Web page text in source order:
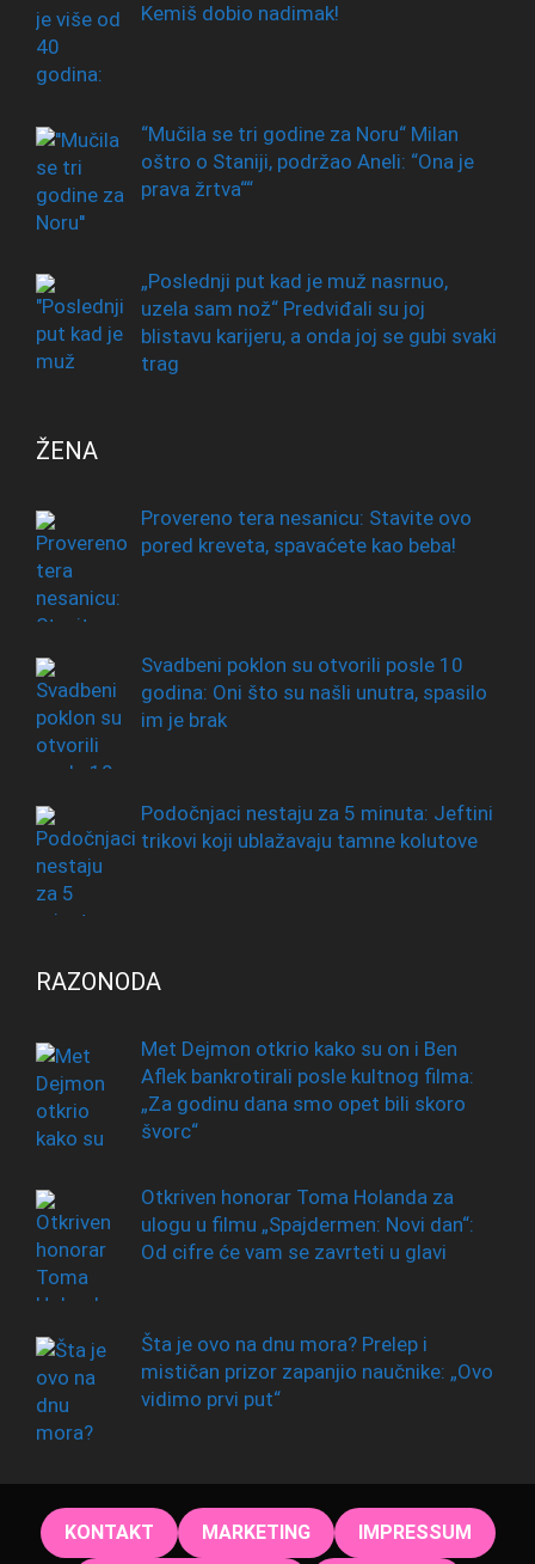
Kemiš dobio nadimak!
“Mučila se tri godine za Noru“ Milan
oštro o Staniji, podržao Aneli: “Ona je
prava žrtva““
„Poslednji put kad je muž nasrnuo,
uzela sam nož“ Predviđali su joj
blistavu karijeru, a onda joj se gubi svaki
trag
ŽENA
Provereno tera nesanicu: Stavite ovo
pored kreveta, spavaćete kao beba!
Svadbeni poklon su otvorili posle 10
godina: Oni što su našli unutra, spasilo
im je brak
Podočnjaci nestaju za 5 minuta: Jeftini
trikovi koji ublažavaju tamne kolutove
RAZONODA
Met Dejmon otkrio kako su on i Ben
Aflek bankrotirali posle kultnog filma:
„Za godinu dana smo opet bili skoro
švorc“
Otkriven honorar Toma Holanda za
ulogu u filmu „Spajdermen: Novi dan“:
Od cifre će vam se zavrteti u glavi
Šta je ovo na dnu mora? Prelep i
mističan prizor zapanjio naučnike: „Ovo
vidimo prvi put“
KONTAKT MARKETING IMPRESSUM